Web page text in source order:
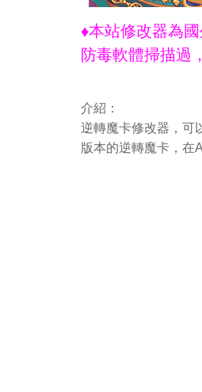
♦本站修改器為
防毒軟體掃描過
介紹：
逆轉魔卡修改器，可
版本的逆轉魔卡，在